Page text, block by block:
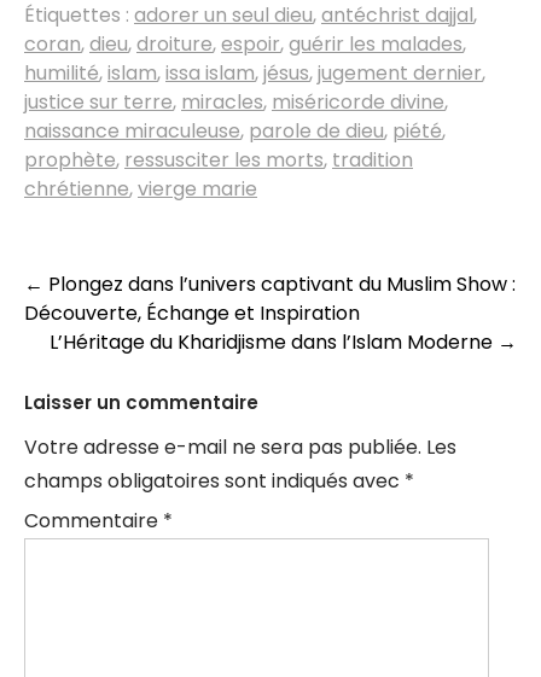
Étiquettes : adorer un seul dieu,antéchrist dajjal,
coran,dieu,droiture,espoir,guérir les malades,
humilité,islam,issa islam,jésus,jugement dernier,
justice sur terre, miracles, miséricorde divine,
naissance miraculeuse, parole de dieu, piété,
prophète, ressusciter les morts, tradition
chrétienne,vierge marie
Navigation
des
articles
← Plongez dans l’univers captivant du Muslim Show :
Découverte, Échange et Inspiration
L’Héritage du Kharidjisme dans l’Islam Moderne →
Laisser un commentaire
Votre adresse e-mail ne sera pas publiée. Les
champs obligatoires sont indiqués avec *
Commentaire *